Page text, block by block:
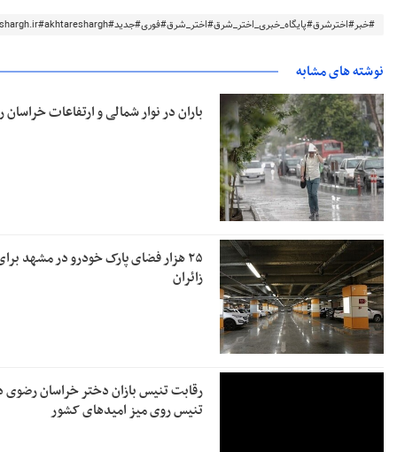
#خبر#اخترشرق#پایگاه_خبری_اختر_شرق#اختر_شرق#فوری#جدید#akhtareshargh.ir#akhtareshargh#خراسان#خراسان_رضوی
نوشته های مشابه
باران در نوار شمالی و ارتفاعات
۲۵ هزار فضای پارک خودرو در مشهد
زائران
رقابت تنیس بازان دختر خراسان رضوی
تنیس روی میز امیدهای کشور